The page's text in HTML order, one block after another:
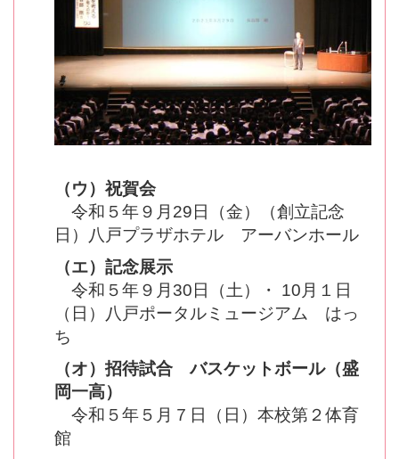
（ウ）祝賀会
令和５年９月29日（金）（創立記念
日）八戸プラザホテル アーバンホール
（エ）記念展示
令和５年９月30日（土）・ 10月１日
（日）八戸ポータルミュージアム はっ
ち
（オ）招待試合 バスケットボール（盛
岡一高）
令和５年５月７日（日）本校第２体育
館